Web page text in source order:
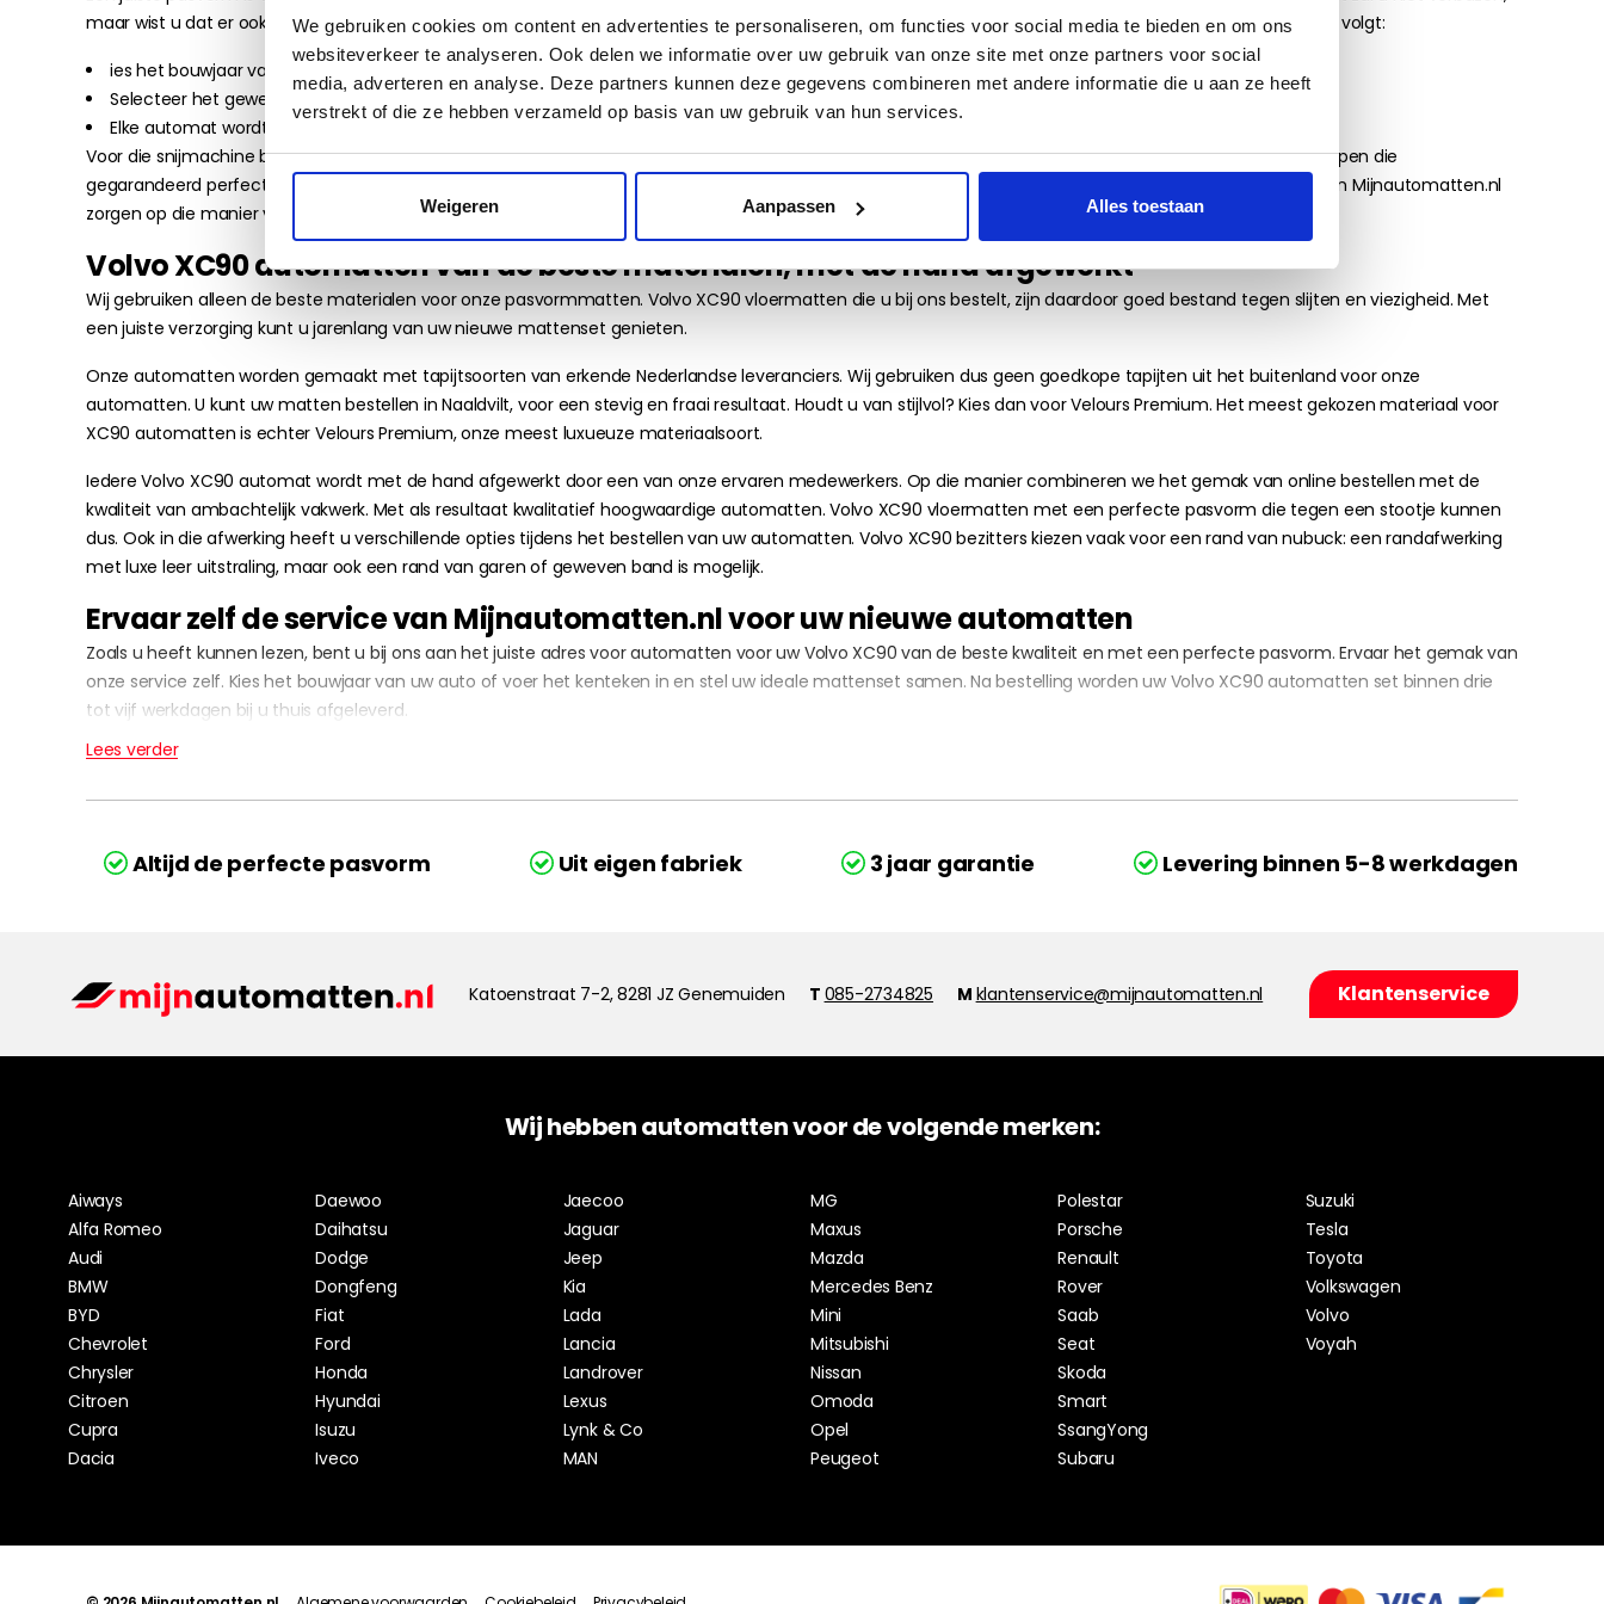
We gebruiken cookies om content en advertenties te personaliseren, om functies voor social media te bieden en om ons
websiteverkeer te analyseren. Ook delen we informatie over uw gebruik van onze site met onze partners voor social
media, adverteren en analyse. Deze partners kunnen deze gegevens combineren met andere informatie die u aan ze heeft
verstrekt of die ze hebben verzameld op basis van uw gebruik van hun services.
Weigeren Aanpassen Alles toestaan
maar wist u dat er ook veel verschil zit tussen Volvo XC90 automatten onderling, afhankelijk van het bouwjaar?Automatjes kopenwerkt bij ons daarom als volgt:
ies het bouwjaar van uw XC90 of voer het kenteken in
Selecteer het gewenste materiaal en kies een randafwerking
Elke automat wordt door ons op maat uitgesneden met een computergestuurde snijmachine
Voor die snijmachine beschikken we over sjablonen van vrijwel elk model van alle bekende automerken. Daardoor kunt u bij ons Volvo XC90 automatten kopen die
gegarandeerd perfect passen. Dat verzekert een probleemloze aansluiting op de bevestigingspunten van de originele automatten. Volvo XC90 matten van Mijnautomatten.nl
zorgen op die manier voor een esthetisch fraai en veilig eindresultaat.
Volvo XC90 automatten van de beste materialen, met de hand afgewerkt
Wij gebruiken alleen de beste materialen voor onze pasvormmatten. Volvo XC90 vloermatten die u bij ons bestelt, zijn daardoor goed bestand tegen slijten en viezigheid. Met
een juiste verzorging kunt u jarenlang van uw nieuwe mattenset genieten.
Onze automatten worden gemaakt met tapijtsoorten van erkende Nederlandse leveranciers. Wij gebruiken dus geen goedkope tapijten uit het buitenland voor onze
automatten. U kunt uw matten bestellen in Naaldvilt, voor een stevig en fraai resultaat. Houdt u van stijlvol? Kies dan voor Velours Premium. Het meest gekozen materiaal voor
XC90 automatten is echter Velours Premium, onze meest luxueuze materiaalsoort.
Iedere Volvo XC90 automat wordt met de hand afgewerkt door een van onze ervaren medewerkers. Op die manier combineren we het gemak van online bestellen met de
kwaliteit van ambachtelijk vakwerk. Met als resultaat kwalitatief hoogwaardige automatten. Volvo XC90 vloermatten met een perfecte pasvorm die tegen een stootje kunnen
dus. Ook in die afwerking heeft u verschillende opties tijdens het bestellen van uw automatten. Volvo XC90 bezitters kiezen vaak voor een rand van nubuck: een randafwerking
met luxe leer uitstraling, maar ook een rand van garen of geweven band is mogelijk.
Ervaar zelf de service van Mijnautomatten.nl voor uw nieuwe automatten
Zoals u heeft kunnen lezen, bent u bij ons aan het juiste adres voor automatten voor uw Volvo XC90 van de beste kwaliteit en met een perfecte pasvorm. Ervaar het gemak van
onze service zelf. Kies het bouwjaar van uw auto of voer het kenteken in en stel uw ideale mattenset samen. Na bestelling worden uw Volvo XC90 automatten set binnen drie
tot vijf werkdagen bij u thuis afgeleverd.
Lees verder
Altijd de perfecte pasvorm Uit eigen fabriek 3 jaar garantie Levering binnen 5-8 werkdagen
Katoenstraat 7-2, 8281 JZ Genemuiden T 085-2734825 M klantenservice@mijnautomatten.nl Klantenservice
Wij hebben automatten voor de volgende merken:
Aiways
Alfa Romeo
Audi
BMW
BYD
Chevrolet
Chrysler
Citroen
Cupra
Dacia
Daewoo
Daihatsu
Dodge
Dongfeng
Fiat
Ford
Honda
Hyundai
Isuzu
Iveco
Jaecoo
Jaguar
Jeep
Kia
Lada
Lancia
Landrover
Lexus
Lynk & Co
MAN
MG
Maxus
Mazda
Mercedes Benz
Mini
Mitsubishi
Nissan
Omoda
Opel
Peugeot
Polestar
Porsche
Renault
Rover
Saab
Seat
Skoda
Smart
SsangYong
Subaru
Suzuki
Tesla
Toyota
Volkswagen
Volvo
Voyah